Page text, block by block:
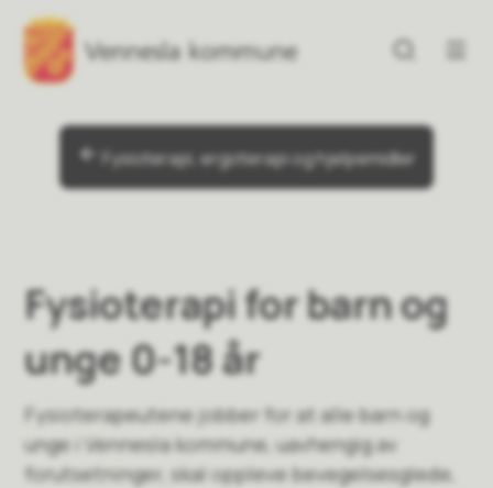
Vennesla kommune
Du er her:
Fysioterapi, ergoterapi og hjelpemidler
Fysioterapi for barn og
unge 0-18 år
Fysioterapeutene jobber for at alle barn og
unge i Vennesla kommune, uavhengig av
forutsetninger, skal oppleve bevegelsesglede,